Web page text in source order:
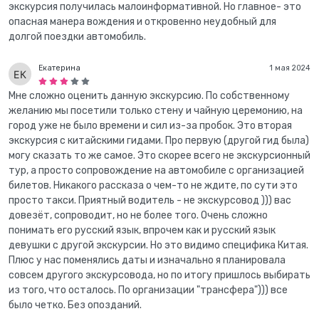
экскурсия получилась малоинформативной. Но главное- это
опасная манера вождения и откровенно неудобный для
долгой поездки автомобиль.
1 мая 2024
Екатерина
Мне сложно оценить данную экскурсию. По собственному
желанию мы посетили только стену и чайную церемонию, на
город уже не было времени и сил из-за пробок. Это вторая
экскурсия с китайскими гидами. Про первую (другой гид была)
могу сказать то же самое. Это скорее всего не экскурсионный
тур, а просто сопровождение на автомобиле с организацией
билетов. Никакого рассказа о чем-то не ждите, по сути это
просто такси. Приятный водитель - не экскурсовод ))) вас
довезёт, сопроводит, но не более того. Очень сложно
понимать его русский язык, впрочем как и русский язык
девушки с другой экскурсии. Но это видимо специфика Китая.
Плюс у нас поменялись даты и изначально я планировала
совсем другого экскурсовода, но по итогу пришлось выбирать
из того, что осталось. По организации "трансфера"))) все
было четко. Без опозданий.